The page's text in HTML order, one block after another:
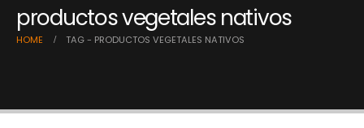
productos vegetales nativos
HOME TAG - PRODUCTOS VEGETALES NATIVOS